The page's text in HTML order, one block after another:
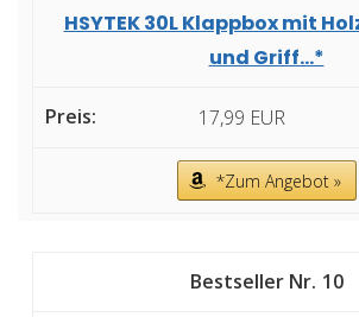
HSYTEK 30L Klappbox mit
und Griff...*
17,99 EUR
*Zum Angebot »
10